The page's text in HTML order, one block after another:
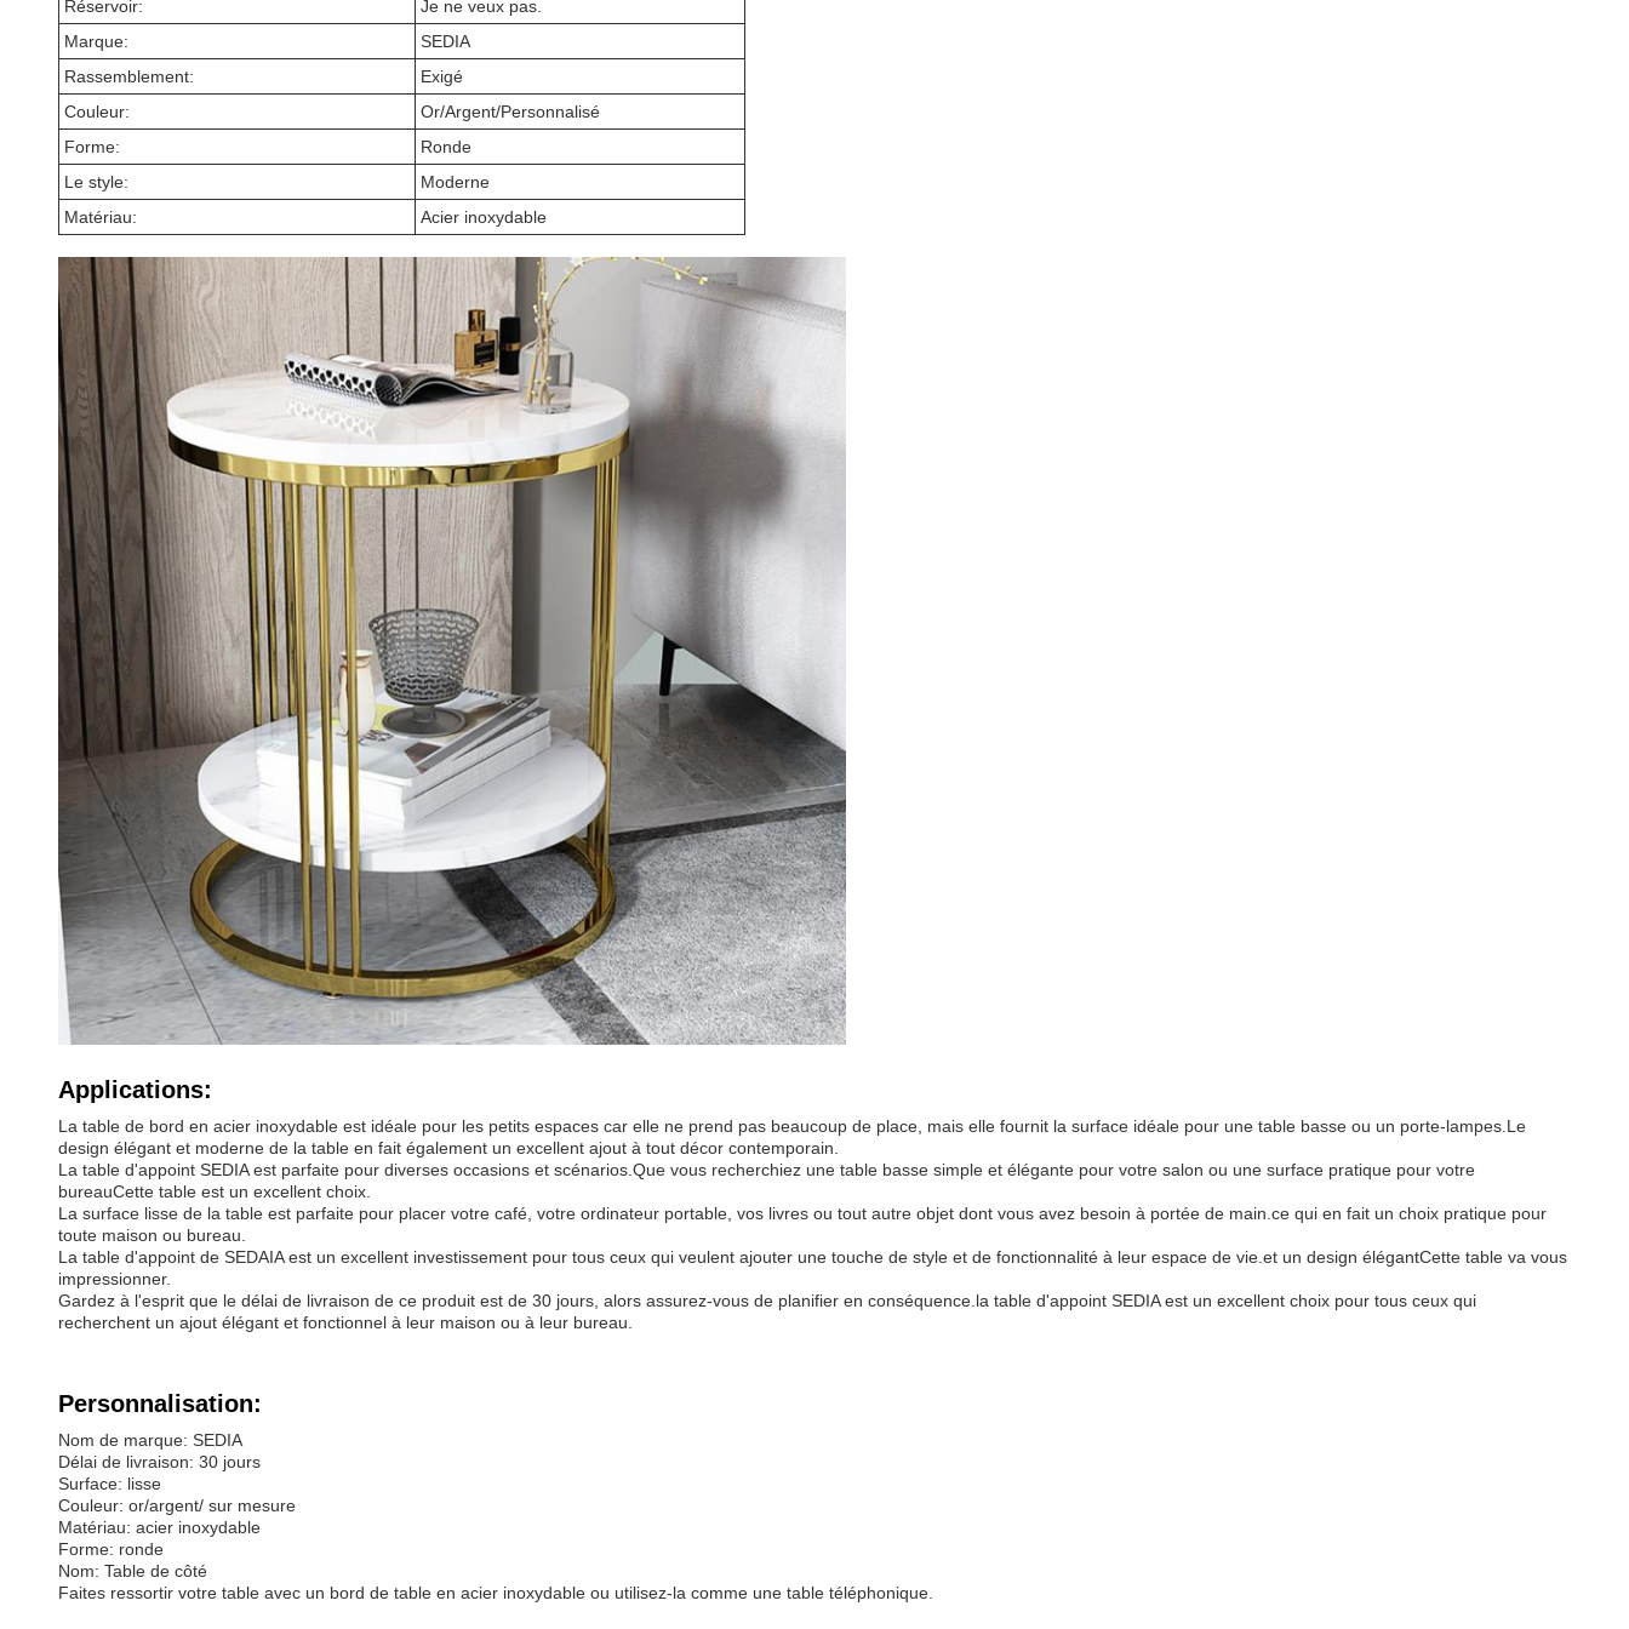
Réservoir:
Je ne veux pas.
Marque:
SEDIA
Rassemblement:
Exigé
Couleur:
Or/Argent/Personnalisé
Forme:
Ronde
Le style:
Moderne
Matériau:
Acier inoxydable
Applications:
La table de bord en acier inoxydable est idéale pour les petits espaces car elle ne prend pas beaucoup de place, mais elle fournit la surface idéale pour une table basse ou un porte-lampes.Le
design élégant et moderne de la table en fait également un excellent ajout à tout décor contemporain.
La table d'appoint SEDIA est parfaite pour diverses occasions et scénarios.Que vous recherchiez une table basse simple et élégante pour votre salon ou une surface pratique pour votre
bureauCette table est un excellent choix.
La surface lisse de la table est parfaite pour placer votre café, votre ordinateur portable, vos livres ou tout autre objet dont vous avez besoin à portée de main.ce qui en fait un choix pratique pour
toute maison ou bureau.
La table d'appoint de SEDAIA est un excellent investissement pour tous ceux qui veulent ajouter une touche de style et de fonctionnalité à leur espace de vie.et un design élégantCette table va vous
impressionner.
Gardez à l'esprit que le délai de livraison de ce produit est de 30 jours, alors assurez-vous de planifier en conséquence.la table d'appoint SEDIA est un excellent choix pour tous ceux qui
recherchent un ajout élégant et fonctionnel à leur maison ou à leur bureau.
Personnalisation:
Nom de marque: SEDIA
Délai de livraison: 30 jours
Surface: lisse
Couleur: or/argent/ sur mesure
Matériau: acier inoxydable
Forme: ronde
Nom: Table de côté
Faites ressortir votre table avec un bord de table en acier inoxydable ou utilisez-la comme une table téléphonique.